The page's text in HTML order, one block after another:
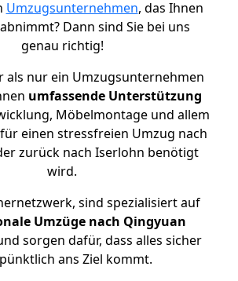
Umzugsunternehmen, das Ihnen
Dann sind Sie bei uns
genau richtig!
als nur ein Umzugsunternehmen
umfassende Unterstützung
Möbelmontage und allem
einen stressfreien Umzug nach
zurück nach Iserlohn benötigt
wird.
sind spezialisiert auf
Umzüge nach Qingyuan
sorgen dafür, dass alles sicher
ans Ziel kommt.